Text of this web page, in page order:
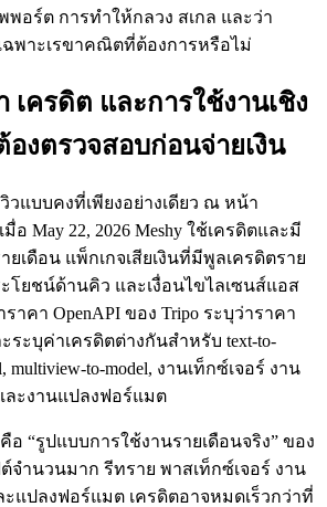
พอร์ต การทำให้กลวง สเกล และว่า
ฉพาะเรขาคณิตที่ต้องการหรือไม่
เครดิต และการใช้งานเชิง
งตรวจสอบก่อนจ่ายเงิน
วแบบคงที่เพียงอย่างเดียว ณ หน้า
อ May 22, 2026 Meshy ใช้เครดิตและมี
เดือน แพ็กเกจเสียเงินที่มีพูลเครดิตราย
โยชน์ด้านคิว และเงื่อนไขไลเซนส์แอส
าคา OpenAPI ของ Tripo ระบุว่าราคา
ระบุค่าเครดิตต่างกันสำหรับ text-to-
multiview-to-model, งานเท็กซ์เจอร์ งาน
ละงานแปลงฟอร์แมต
“รูปแบบการใช้งานรายเดือนจริง” ของ
ำนวนมาก รีทราย พาสเท็กซ์เจอร์ งาน
ะแปลงฟอร์แมต เครดิตอาจหมดเร็วกว่าที่